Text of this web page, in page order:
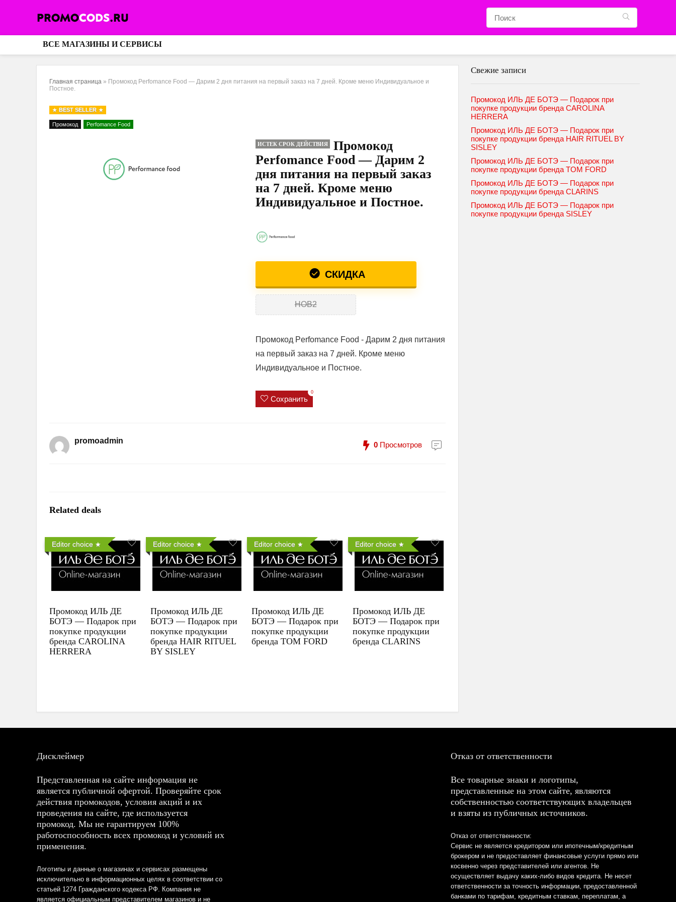
ВСЕ МАГАЗИНЫ И СЕРВИСЫ
Главная страница » Промокод Perfomance Food — Дарим 2 дня питания на первый заказ на 7 дней. Кроме меню Индивидуальное и
Постное.
BEST SELLER
Промокод Perfomance Food
ИСТЕК СРОК ДЕЙСТВИЯ
Промокод
Perfomance Food — Дарим 2
дня питания на первый заказ
на 7 дней. Кроме меню
Индивидуальное и Постное.
СКИДКА
НОВ2
Промокод Perfomance Food - Дарим 2 дня питания
на первый заказ на 7 дней. Кроме меню
Индивидуальное и Постное.
Сохранить
0
promoadmin 0 Просмотров
Related deals
Editor choice
Промокод ИЛЬ ДЕ
БОТЭ — Подарок при
покупке продукции
бренда CAROLINA
HERRERA
Editor choice
Промокод ИЛЬ ДЕ
БОТЭ — Подарок при
покупке продукции
бренда HAIR RITUEL
BY SISLEY
Editor choice
Промокод ИЛЬ ДЕ
БОТЭ — Подарок при
покупке продукции
бренда TOM FORD
Editor choice
Промокод ИЛЬ ДЕ
БОТЭ — Подарок при
покупке продукции
бренда CLARINS
Свежие записи
Промокод ИЛЬ ДЕ БОТЭ — Подарок при
покупке продукции бренда CAROLINA
HERRERA
Промокод ИЛЬ ДЕ БОТЭ — Подарок при
покупке продукции бренда HAIR RITUEL BY
SISLEY
Промокод ИЛЬ ДЕ БОТЭ — Подарок при
покупке продукции бренда TOM FORD
Промокод ИЛЬ ДЕ БОТЭ — Подарок при
покупке продукции бренда CLARINS
Промокод ИЛЬ ДЕ БОТЭ — Подарок при
покупке продукции бренда SISLEY
Дисклеймер
Представленная на сайте информация не
является публичной офертой. Проверяйте срок
действия промокодов, условия акций и их
проведения на сайте, где используется
промокод. Мы не гарантируем 100%
работоспособность всех промокод и условий их
применения.
Логотипы и данные о магазинах и сервисах размещены
исключительно в информационных целях в соответствии со
статьей 1274 Гражданского кодекса РФ. Компания не
является официальным представителем магазинов и не
Отказ от ответственности
Все товарные знаки и логотипы,
представленные на этом сайте, являются
собственностью соответствующих владельцев
и взяты из публичных источников.
Отказ от ответственности:
Сервис не является кредитором или ипотечным/кредитным
брокером и не предоставляет финансовые услуги прямо или
косвенно через представителей или агентов. Не
осуществляет выдачу каких-либо видов кредита. Не несет
ответственности за точность информации, предоставленной
банками по тарифам, кредитным ставкам, переплатам, а